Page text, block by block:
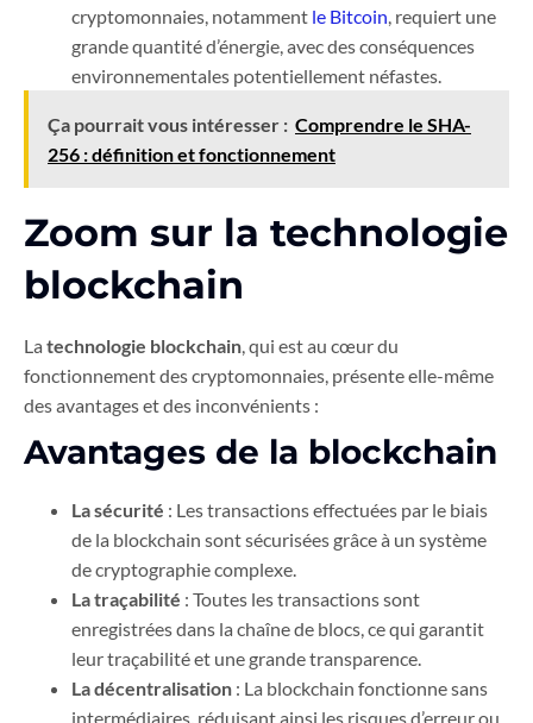
cryptomonnaies, notamment le Bitcoin, requiert une
grande quantité d’énergie, avec des conséquences
environnementales potentiellement néfastes.
Ça pourrait vous intéresser : Comprendre le SHA-
256 : définition et fonctionnement
Zoom sur la technologie
blockchain
La technologie blockchain, qui est au cœur du
fonctionnement des cryptomonnaies, présente elle-même
des avantages et des inconvénients :
Avantages de la blockchain
La sécurité : Les transactions effectuées par le biais
de la blockchain sont sécurisées grâce à un système
de cryptographie complexe.
La traçabilité : Toutes les transactions sont
enregistrées dans la chaîne de blocs, ce qui garantit
leur traçabilité et une grande transparence.
La décentralisation : La blockchain fonctionne sans
intermédiaires, réduisant ainsi les risques d’erreur ou